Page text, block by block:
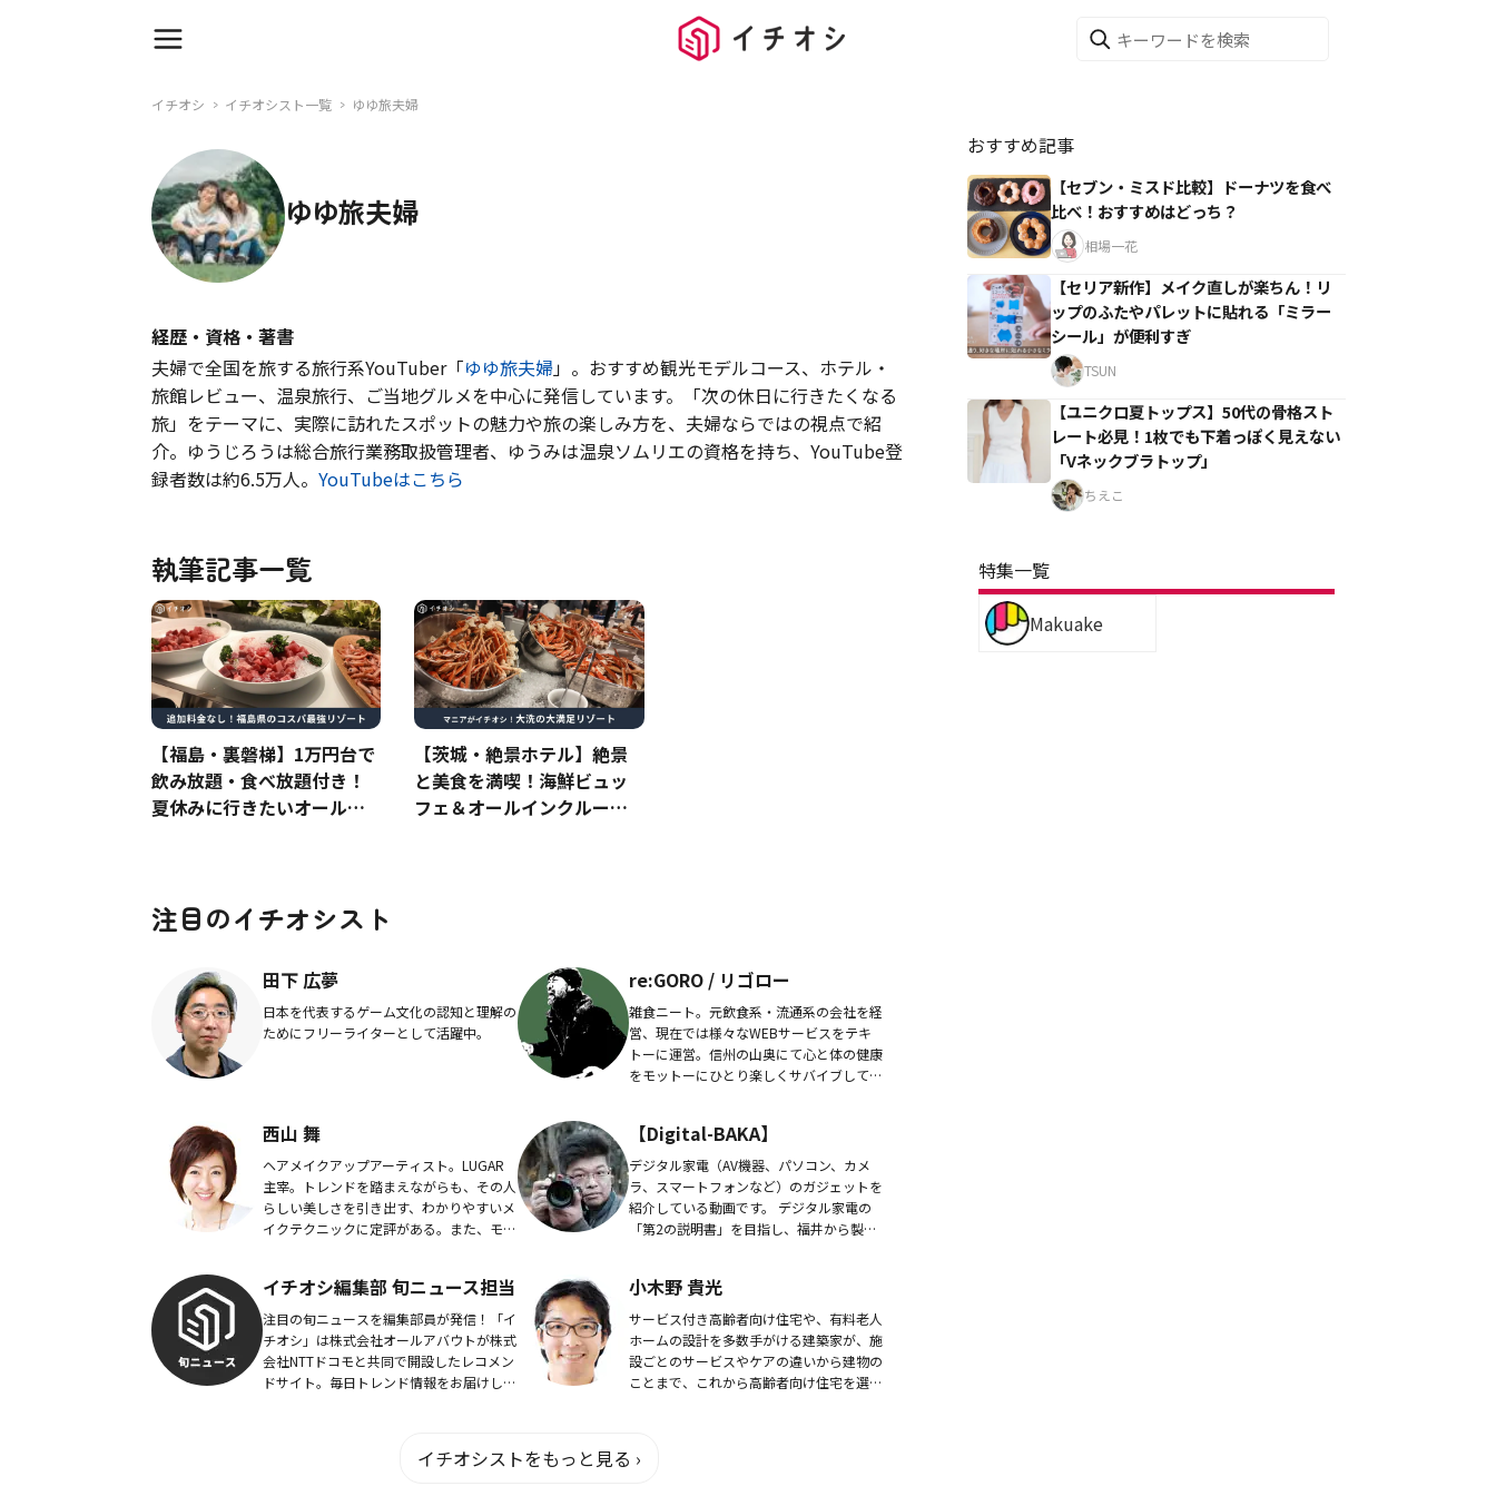
イチオシ イチオシスト一覧 ゆゆ旅夫婦
ゆゆ旅夫婦
経歴・資格・著書
夫婦で全国を旅する旅行系YouTuber「ゆゆ旅夫婦」。おすすめ観光モデルコース、ホテル・
旅館レビュー、温泉旅行、ご当地グルメを中心に発信しています。「次の休日に行きたくなる
旅」をテーマに、実際に訪れたスポットの魅力や旅の楽しみ方を、夫婦ならではの視点で紹
介。ゆうじろうは総合旅行業務取扱管理者、ゆうみは温泉ソムリエの資格を持ち、YouTube登
録者数は約6.5万人。 YouTubeはこちら
執筆記事一覧
【福島・裏磐梯】1万円台で
飲み放題・食べ放題付き！
夏休みに行きたいオールイ
【茨城・絶景ホテル】絶景
と美食を満喫！海鮮ビュッ
フェ＆オールインクルーシ
注目のイチオシスト
田下 広夢
日本を代表するゲーム文化の認知と理解の
ためにフリーライターとして活躍中。
re:GORO / リゴロー
雑食ニート。元飲食系・流通系の会社を経
営、現在では様々なWEBサービスをテキ
トーに運営。信州の山奥にて心と体の健康
をモットーにひとり楽しくサバイブしてい
西山 舞
ヘアメイクアップアーティスト。LUGAR
主宰。トレンドを踏まえながらも、その人
らしい美しさを引き出す、わかりやすいメ
イクテクニックに定評がある。また、モデ
【Digital-BAKA】
デジタル家電（AV機器、パソコン、カメ
ラ、スマートフォンなど）のガジェットを
紹介している動画です。 デジタル家電の
「第2の説明書」を目指し、福井から製品
イチオシ編集部 旬ニュース担当
注目の旬ニュースを編集部員が発信！「イ
チオシ」は株式会社オールアバウトが株式
会社NTTドコモと共同で開設したレコメン
ドサイト。毎日トレンド情報をお届けして
小木野 貴光
サービス付き高齢者向け住宅や、有料老人
ホームの設計を多数手がける建築家が、施
設ごとのサービスやケアの違いから建物の
ことまで、これから高齢者向け住宅を選ぶ
イチオシストをもっと見る ›
おすすめ記事
【セブン・ミスド比較】ドーナツを食べ
比べ！おすすめはどっち？
相場一花
【セリア新作】メイク直しが楽ちん！リ
ップのふたやパレットに貼れる「ミラー
シール」が便利すぎ
TSUN
【ユニクロ夏トップス】50代の骨格スト
レート必見！1枚でも下着っぽく見えない
「Vネックブラトップ」
ちえこ
特集一覧
Makuake